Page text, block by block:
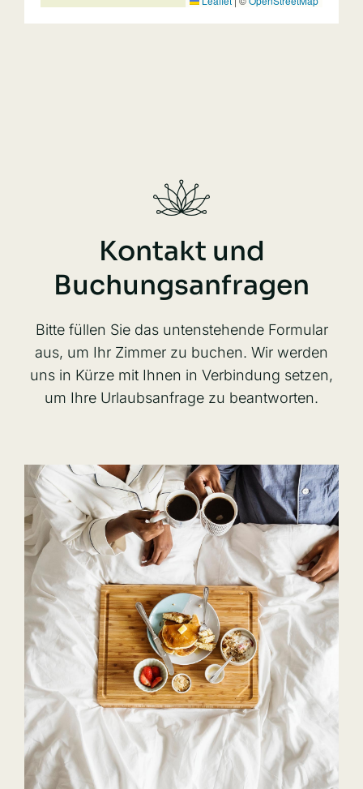
Kontakt und
Buchungsanfragen
Bitte füllen Sie das untenstehende Formular
aus, um Ihr Zimmer zu buchen. Wir werden
uns in Kürze mit Ihnen in Verbindung setzen,
um Ihre Urlaubsanfrage zu beantworten.